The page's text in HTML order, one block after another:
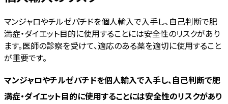
マンジャロやチルゼパチドを個人輸入で入手し、自己判断で肥
満症・ダイエット目的に使用することには安全性のリスクがあり
ます。医師の診察を受けて、適応のある薬を適切に使用すること
が重要です。
マンジャロやチルゼパチドを個人輸入で入手し、自己判断で肥
満症・ダイエット目的に使用することには安全性のリスクがあり